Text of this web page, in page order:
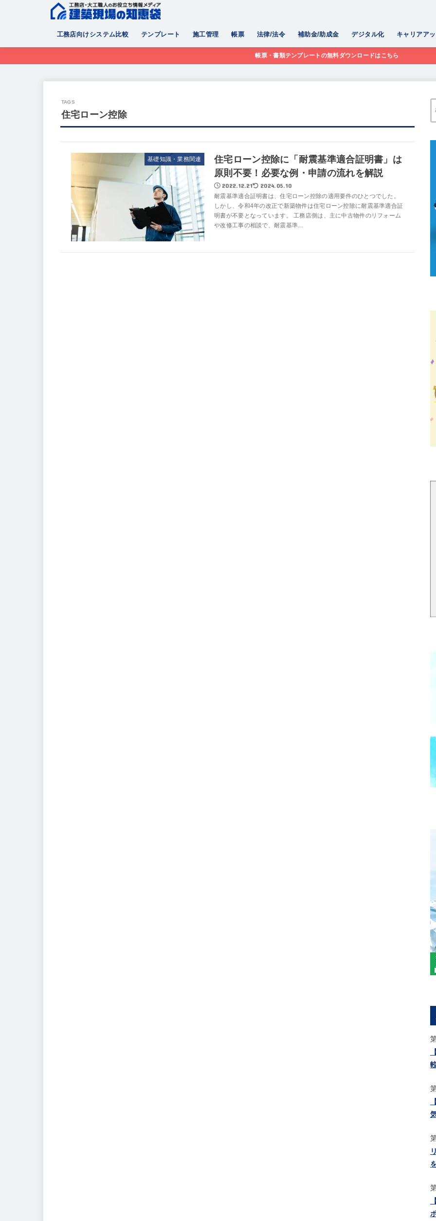
工務店向けシステム比較 テンプレート 施工管理 帳票 法律/法令 補助金/助成金 デジタル化 キャリアア
帳票・書類テンプレートの無料ダウンロードはこちら
住宅ローン控除
基礎知識・業務関連
住宅ローン控除に「耐震基準適合証明書」は
原則不要！必要な例・申請の流れを解説
2022.12.21 2024.05.10
耐震基準適合証明書は、住宅ローン控除の適用要件のひとつでした。
しかし、令和4年の改正で新築物件は住宅ローン控除に耐震基準適合証
明書が不要となっています。 工務店側は、主に中古物件のリフォーム
や改修工事の相談で、耐震基準...